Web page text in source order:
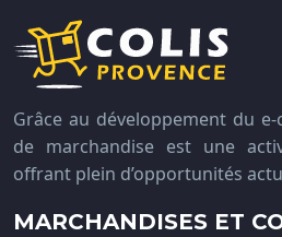
Grâce au développement du
de marchandise est une
offrant plein d’opportunités
MARCHANDISES ET